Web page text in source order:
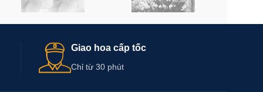
Giao hoa cấp tốc
Chỉ từ 30 phút